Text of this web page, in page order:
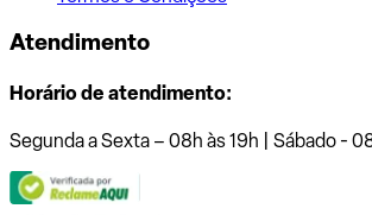
Atendimento
Horário de atendimento:
Segunda a Sexta – 08h às 19h | Sábado -